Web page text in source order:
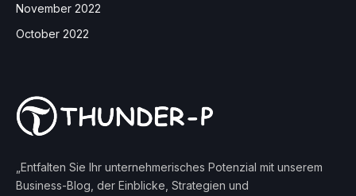
November 2022
October 2022
„Entfalten Sie Ihr unternehmerisches Potenzial mit unserem
Business-Blog, der Einblicke, Strategien und